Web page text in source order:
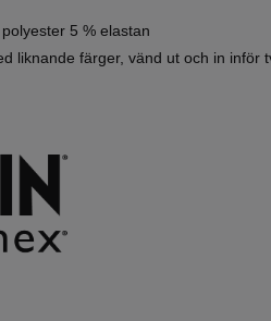
5 % elastan
liknande färger, vänd ut och in inför